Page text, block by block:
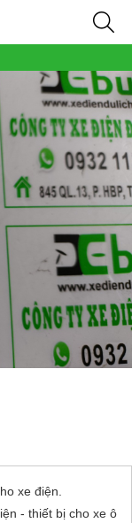
xe điện.
- thiết bị cho xe ô